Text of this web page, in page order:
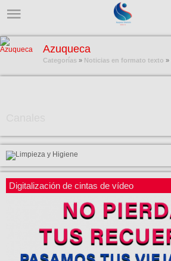
Azuqueca
Categorías » Noticias en formato texto »
Digitalización de cintas de vídeo